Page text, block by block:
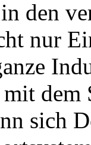
den
nur
dem
sich